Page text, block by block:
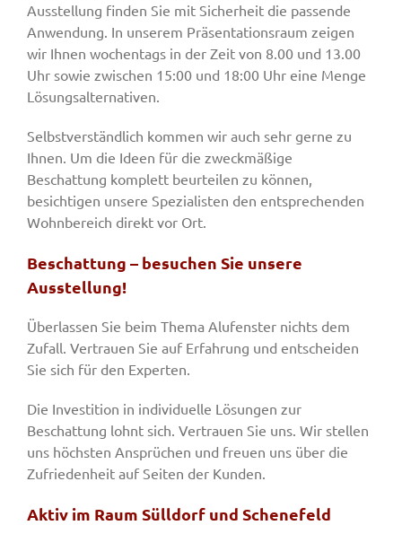
Ausstellung finden Sie mit Sicherheit die passende
Anwendung. In unserem Präsentationsraum zeigen
wir Ihnen wochentags in der Zeit von 8.00 und 13.00
Uhr sowie zwischen 15:00 und 18:00 Uhr eine Menge
Lösungsalternativen.
Selbstverständlich kommen wir auch sehr gerne zu
Ihnen. Um die Ideen für die zweckmäßige
Beschattung komplett beurteilen zu können,
besichtigen unsere Spezialisten den entsprechenden
Wohnbereich direkt vor Ort.
Beschattung – besuchen Sie unsere
Ausstellung!
Überlassen Sie beim Thema Alufenster nichts dem
Zufall. Vertrauen Sie auf Erfahrung und entscheiden
Sie sich für den Experten.
Die Investition in individuelle Lösungen zur
Beschattung lohnt sich. Vertrauen Sie uns. Wir stellen
uns höchsten Ansprüchen und freuen uns über die
Zufriedenheit auf Seiten der Kunden.
Aktiv im Raum Sülldorf und Schenefeld